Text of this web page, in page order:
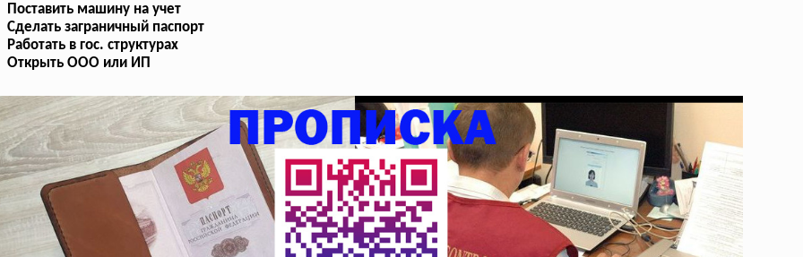
Поставить машину на учет
Сделать заграничный паспорт
Работать в гос. структурах
Открыть ООО или ИП